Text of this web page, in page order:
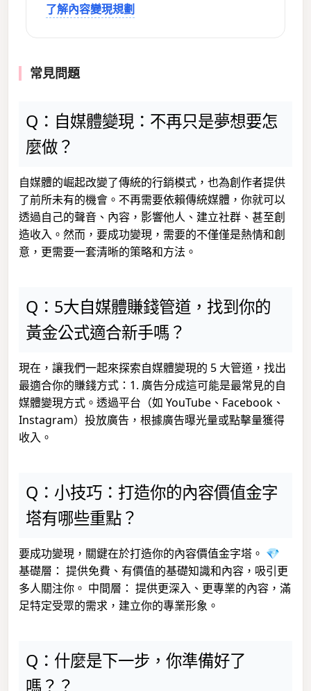
了解內容變現規劃
常見問題
Q：自媒體變現：不再只是夢想要怎
麼做？
自媒體的崛起改變了傳統的行銷模式，也為創作者提供
了前所未有的機會。不再需要依賴傳統媒體，你就可以
透過自己的聲音、內容，影響他人、建立社群、甚至創
造收入。然而，要成功變現，需要的不僅僅是熱情和創
意，更需要一套清晰的策略和方法。
Q：5大自媒體賺錢管道，找到你的
黃金公式適合新手嗎？
現在，讓我們一起來探索自媒體變現的 5 大管道，找出
最適合你的賺錢方式：1. 廣告分成這可能是最常見的自
媒體變現方式。透過平台（如 YouTube、Facebook、
Instagram）投放廣告，根據廣告曝光量或點擊量獲得
收入。
Q：小技巧：打造你的內容價值金字
塔有哪些重點？
要成功變現，關鍵在於打造你的內容價值金字塔。 💎
基礎層： 提供免費、有價值的基礎知識和內容，吸引更
多人關注你。 中間層： 提供更深入、更專業的內容，滿
足特定受眾的需求，建立你的專業形象。
Q：什麼是下一步，你準備好了
嗎？？